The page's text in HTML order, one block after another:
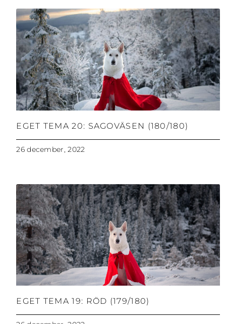
EGET TEMA 20: SAGOVÄSEN (180/180)
26 december, 2022
EGET TEMA 19: RÖD (179/180)